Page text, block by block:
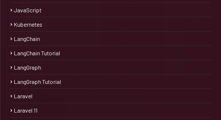
JavaScript
Kubernetes
LangChain
LangChain Tutorial
LangGraph
LangGraph Tutorial
Laravel
Laravel 11